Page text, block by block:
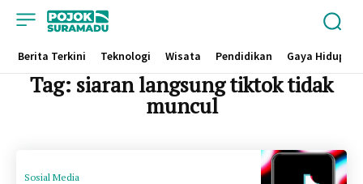
Berita Terkini Teknologi Wisata Pendidikan Gaya Hidup
Tag: siaran langsung tiktok tidak
muncul
Sosial Media